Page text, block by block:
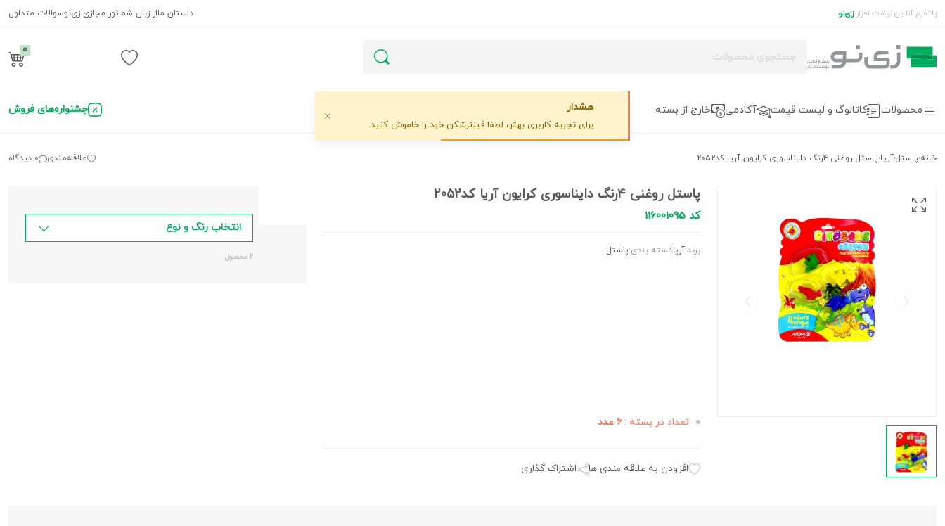
سوالات متداولتور مجازی زی‌نواز زبان شماداستان ما پلتفرم آنلاین نوشت افزارزی‌نو
0
جشنواره‌های فروش محصولات کاتالوگ و لیست قیمت آکادمی خارج از بسته
خانه›پاستل›آريا›پاستل روغنی 4رنگ دایناسوری کرایون آریا کد2052 علاقه‌مندی 0 دیدگاه
پاستل روغنی 4رنگ دایناسوری کرایون آریا کد2052
کد 116001095
برند:آريادسته بندی:پاستل
تعداد در بسته : 6 عدد
افزودن به علاقه مندی ها اشتراک گذاری
انتخاب رنگ و نوع
2 محصول
هشدار
برای تجربه کاربری بهتر، لطفا فیلترشکن خود را خاموش کنید.